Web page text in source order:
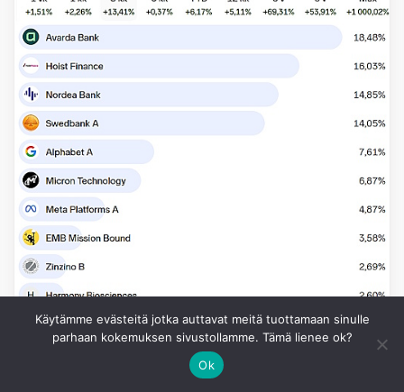
Käytämme evästeitä jotka auttavat meitä tuottamaan sinulle
parhaan kokemuksen sivustollamme. Tämä lienee ok?
Ok